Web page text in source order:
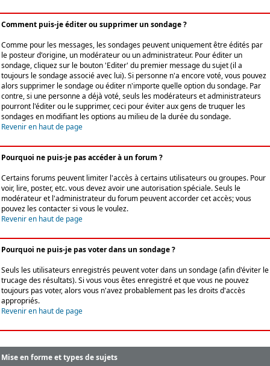
Comment puis-je éditer ou supprimer un sondage ?
Comme pour les messages, les sondages peuvent uniquement être édités par
le posteur d'origine, un modérateur ou un administrateur. Pour éditer un
sondage, cliquez sur le bouton 'Editer' du premier message du sujet (il a
toujours le sondage associé avec lui). Si personne n'a encore voté, vous pouvez
alors supprimer le sondage ou éditer n'importe quelle option du sondage. Par
contre, si une personne a déjà voté, seuls les modérateurs et administrateurs
pourront l'éditer ou le supprimer, ceci pour éviter aux gens de truquer les
sondages en modifiant les options au milieu de la durée du sondage.
Revenir en haut de page
Pourquoi ne puis-je pas accéder à un forum ?
Certains forums peuvent limiter l'accès à certains utilisateurs ou groupes. Pour
voir, lire, poster, etc. vous devez avoir une autorisation spéciale. Seuls le
modérateur et l'administrateur du forum peuvent accorder cet accès; vous
pouvez les contacter si vous le voulez.
Revenir en haut de page
Pourquoi ne puis-je pas voter dans un sondage ?
Seuls les utilisateurs enregistrés peuvent voter dans un sondage (afin d'éviter le
trucage des résultats). Si vous vous êtes enregistré et que vous ne pouvez
toujours pas voter, alors vous n'avez probablement pas les droits d'accès
appropriés.
Revenir en haut de page
Mise en forme et types de sujets